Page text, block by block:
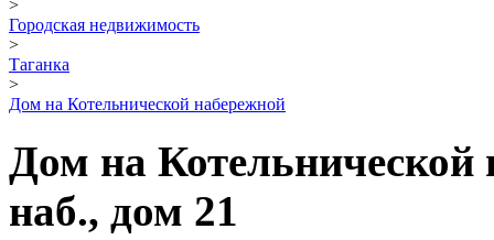
>
Городская недвижимость
>
Таганка
>
Дом на Котельнической набережной
Дом на Котельнической
наб., дом 21